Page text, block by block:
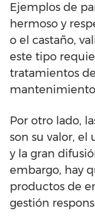
Ejemplos de
hermoso y
o el castaño,
este tipo
tratamientos
Por otro lado,
son su valor, el
y la gran
embargo, hay
productos de
gestión